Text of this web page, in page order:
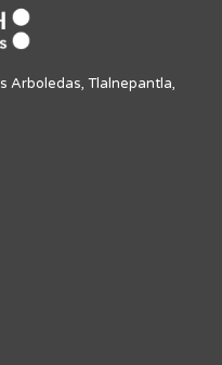
Arboledas, Tlalnepantla,